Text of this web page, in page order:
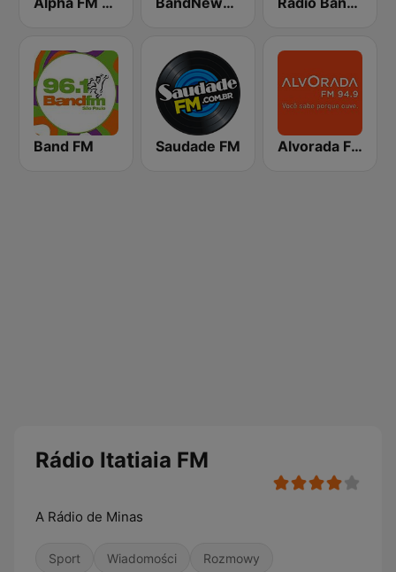
Band FM Saudade FM Alvorada FM 94.9
Rádio Itatiaia FM
A Rádio de Minas
Sport Wiadomości Rozmowy